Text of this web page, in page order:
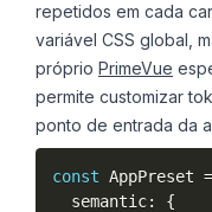
repetidos em cada
variável CSS global,
próprio PrimeVue
permite customizar
ponto de entrada da
const AppPreset =
  semantic
:
{